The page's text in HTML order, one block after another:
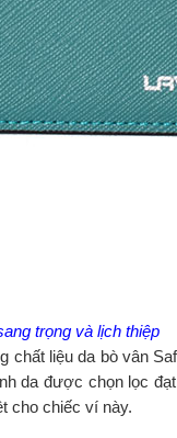
trọng và lịch thiệp
chất liệu da bò vân
da được chọn lọc
cho chiếc ví này.